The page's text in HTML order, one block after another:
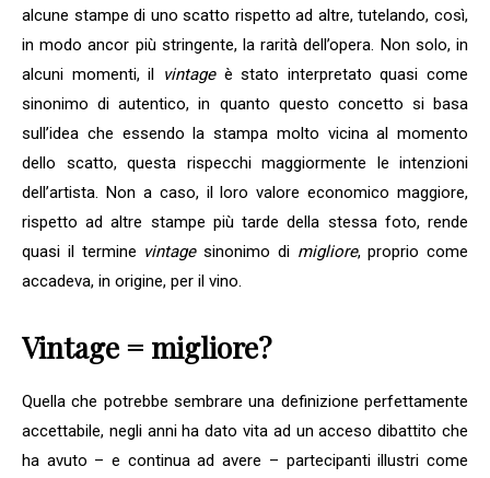
alcune stampe di uno scatto rispetto ad altre, tutelando, così,
in modo ancor più stringente, la rarità dell’opera. Non solo, in
alcuni momenti, il vintageè stato interpretato quasi come
sinonimo di autentico, in quanto questo concetto si basa
sull’idea che essendo la stampa molto vicina al momento
dello scatto, questa rispecchi maggiormente le intenzioni
dell’artista. Non a caso, il loro valore economico maggiore,
rispetto ad altre stampe più tarde della stessa foto, rende
quasi il termine vintagesinonimo di migliore, proprio come
accadeva, in origine, per il vino.
Vintage = migliore?
Quella che potrebbe sembrare una definizione perfettamente
accettabile, negli anni ha dato vita ad un acceso dibattito che
ha avuto – e continua ad avere – partecipanti illustri come